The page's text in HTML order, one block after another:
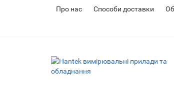
Про нас Cпособи доставки